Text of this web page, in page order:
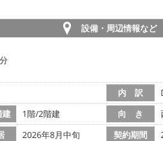
設備・周辺情報など
内 訳
建 1階/2階建 向 き
2026年8月中旬 契約期間